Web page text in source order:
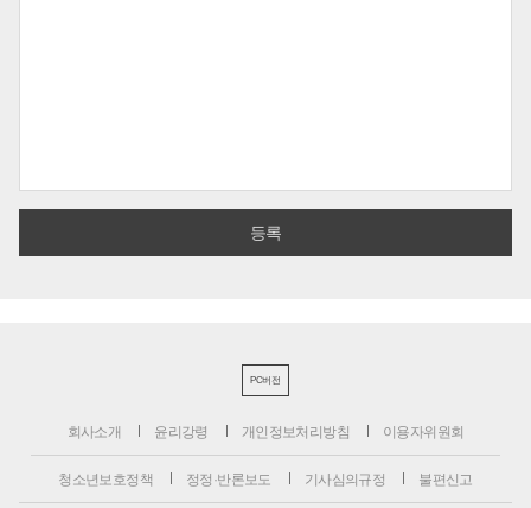
PC버전
회사소개 윤리강령 개인정보처리방침 이용자위원회
청소년보호정책 정정·반론보도 기사심의규정 불편신고